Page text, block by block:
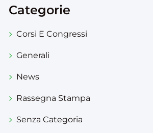
Categorie
Corsi E Congressi
Generali
News
Rassegna Stampa
Senza Categoria